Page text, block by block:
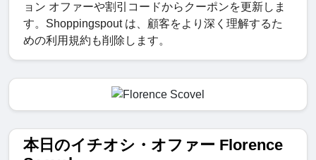
ョン オファーや割引コードからクーポンを更新しま
す。Shoppingspout は、顧客をより深く理解するた
めの利用規約も削除します。
本日のイチオシ・オファー Florence